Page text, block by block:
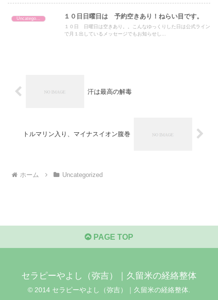
Uncategorized １０日日曜日は 予約空きあり！ねらい目です。
１０日 日曜日は空きあり。。こんなゆっくりした日は公式ライン
で月１出しているメッセージでもお知らせし...
汗は最高の解毒
トルマリン入り、マイナスイオン腹巻
ホーム Uncategorized
PAGE TOP
セラピーやよし（弥吉）｜久留米の経絡整体
© 2014 セラピーやよし（弥吉）｜久留米の経絡整体.